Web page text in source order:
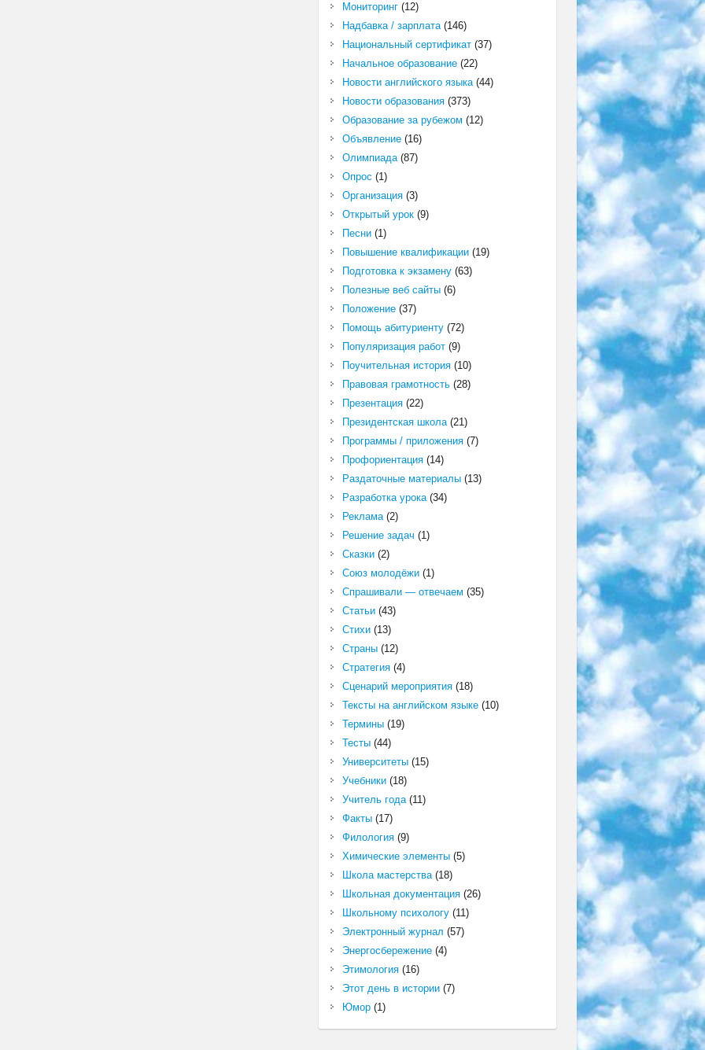
Мониторинг(12)
Надбавка / зарплата(146)
Национальный сертификат(37)
Начальное образование(22)
Новости английского языка(44)
Новости образования(373)
Образование за рубежом (12)
Объявление(16)
Олимпиада(87)
Опрос (1)
Организация(3)
Открытый урок(9)
Песни(1)
Повышение квалификации(19)
Подготовка к экзамену(63)
Полезные веб сайты(6)
Положение(37)
Помощь абитуриенту(72)
Популяризация работ(9)
Поучительная история(10)
Правовая грамотность(28)
Презентация(22)
Президентская школа(21)
Программы / приложения(7)
Профориентация(14)
Раздаточные материалы(13)
Разработка урока(34)
Реклама(2)
Решение задач (1)
Сказки(2)
Союз молодёжи(1)
Спрашивали — отвечаем (35)
Статьи(43)
Стихи(13)
Страны(12)
Стратегия(4)
Сценарий мероприятия(18)
Тексты на английском языке(10)
Термины(19)
Тесты(44)
Университеты(15)
Учебники(18)
Учитель года(11)
Факты(17)
Филология(9)
Химические элементы(5)
Школа мастерства(18)
Школьная документация(26)
Школьному психологу(11)
Электронный журнал (57)
Энергосбережение(4)
Этимология(16)
Этот день в истории(7)
Юмор(1)